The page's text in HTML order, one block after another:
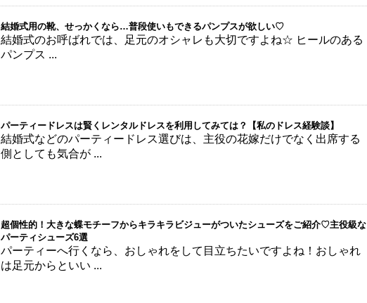
結婚式用の靴、せっかくなら…普段使いもできるパンプスが欲しい♡
結婚式のお呼ばれでは、足元のオシャレも大切ですよね☆ ヒールのある
パンプス ...
パーティードレスは賢くレンタルドレスを利用してみては？【私のドレス経験談】
結婚式などのパーティードレス選びは、主役の花嫁だけでなく出席する
側としても気合が ...
超個性的！大きな蝶モチーフからキラキラビジューがついたシューズをご紹介♡主役級な
パーティシューズ6選
パーティーへ行くなら、おしゃれをして目立ちたいですよね！おしゃれ
は足元からといい ...